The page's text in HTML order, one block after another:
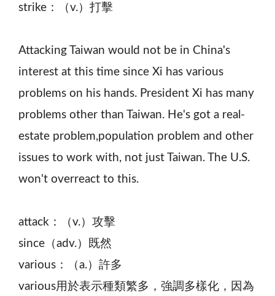
strike：（v.）打擊
Attacking Taiwan would not be in China's
interest at this time since Xi has various
problems on his hands. President Xi has many
problems other than Taiwan. He's got a real-
estate problem,population problem and other
issues to work with, not just Taiwan. The U.S.
won't overreact to this.
attack：（v.）攻擊
since（adv.）既然
various：（a.）許多
various用於表示種類繁多，強調多樣化，因為